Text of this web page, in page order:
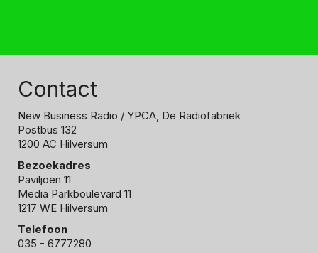
Contact
New Business Radio / YPCA, De Radiofabriek
Postbus 132
1200 AC Hilversum
Bezoekadres
Paviljoen 11
Media Parkboulevard 11
1217 WE Hilversum
Telefoon
035 - 6777280